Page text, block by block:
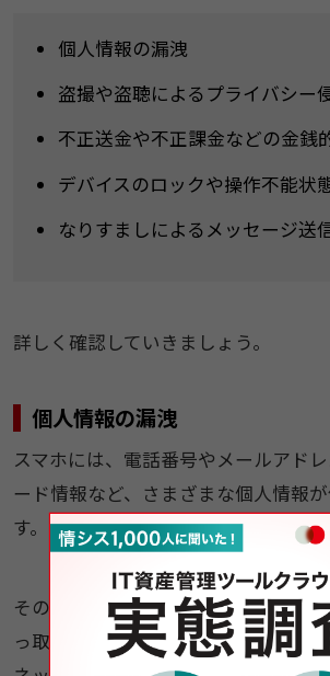
個人情報の漏洩
盗撮や盗聴によるプライバシー
不正送金や不正課金などの金銭
デバイスのロックや操作不能状
なりすましによるメッセージ送
​詳しく確認していきましょう。
個人情報の漏洩​
スマホには、電話番号やメールアド
ード情報など、さまざまな個人情報
す。
そのため、万が一スマホが悪意のあ
っ取られると、これらの情報が外部